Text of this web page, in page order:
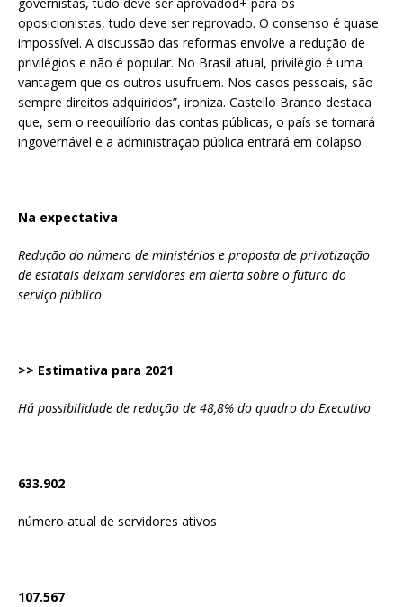
oposicionistas, tudo deve ser reprovado. O consenso é quase
impossível. A discussão das reformas envolve a redução de
privilégios e não é popular. No Brasil atual, privilégio é uma
vantagem que os outros usufruem. Nos casos pessoais, são
sempre direitos adquiridos”, ironiza. Castello Branco destaca
que, sem o reequilíbrio das contas públicas, o país se tornará
ingovernável e a administração pública entrará em colapso.
Na expectativa
Redução do número de ministérios e proposta de privatização
de estatais deixam servidores em alerta sobre o futuro do
serviço público
>> Estimativa para 2021
Há possibilidade de redução de 48,8% do quadro do Executivo
633.902
número atual de servidores ativos
107.567